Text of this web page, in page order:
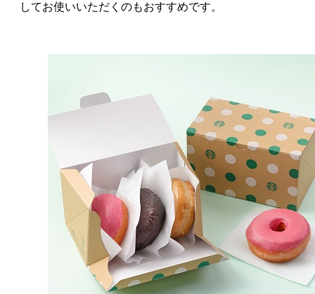
してお使いいただくのもおすすめです。